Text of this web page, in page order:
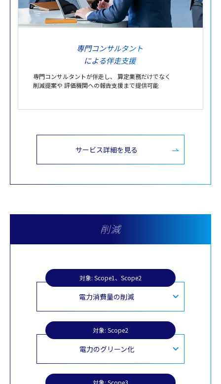
専門コンサルタント
による伴走支援
専門コンサルタントが伴走 し、 算定業務だけでなく
削減提案や 評価機関への報告支援まで提供可能
サービス詳細を見る
削減
対象: Scope1、Scope2
電力消費量の削減
対象: Scope2
電力のグリーン化